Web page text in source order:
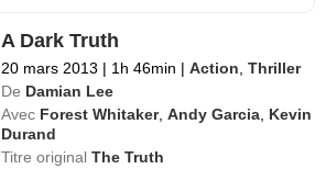
A Dark Truth
20 mars 2013 | 1h 46min | Action ,Thriller
De Damian Lee
Avec Forest Whitaker,Andy Garcia Kevin
Durand
Titre originalThe Truth